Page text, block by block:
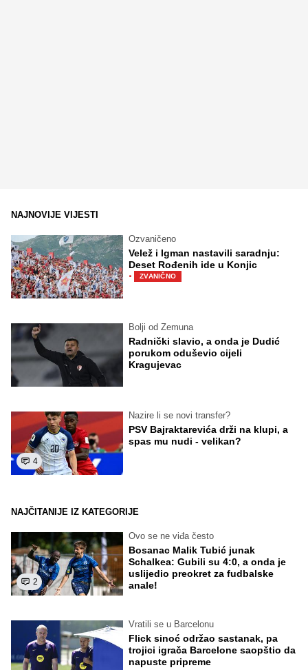
NAJNOVIJE VIJESTI
Ozvaničeno
Velež i Igman nastavili saradnju:
Deset Rođenih ide u Konjic
· ZVANIČNO
Bolji od Zemuna
Radnički slavio, a onda je Dudić
porukom oduševio cijeli
Kragujevac
4
Nazire li se novi transfer?
PSV Bajraktarevića drži na klupi, a
spas mu nudi - velikan?
NAJČITANIJE IZ KATEGORIJE
2
Ovo se ne viđa često
Bosanac Malik Tubić junak
Schalkea: Gubili su 4:0, a onda je
uslijedio preokret za fudbalske
anale!
Vratili se u Barcelonu
Flick sinoć održao sastanak, pa
trojici igrača Barcelone saopštio da
napuste pripreme